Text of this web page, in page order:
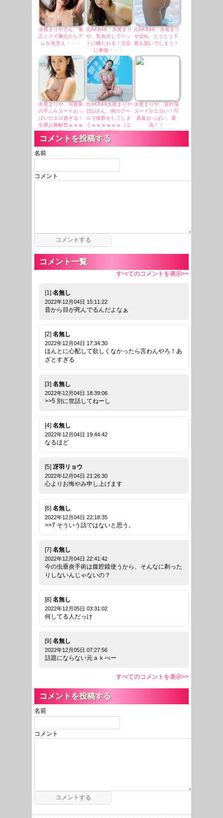
永尾まりやさん、修
正ミスで胸元からア
レが丸見え・・・
元AKB48・永尾まり
や、乳丸出しでベッ
トに横たわる！完全
に事後・・・
元AKB48・永尾まり
や(28)、とうとう下
着も脱いでしまう！
永尾まりや、写真集
の手ぶらヌードおっ
ぱいがエロ過ぎる！
全裸お胸解禁ｗｗｗ
Þ
元AKB48永尾まりや
(31)さん、例のプー
ルで撮影をしてしま
うｗｗｗｗｗｗ（エ
ロGIF動画）
永尾まりや、濡れ場
ヌードがエロい！写
真集おっぱい、最
高！！
コメントを投稿する
名前
コメント
コメント一覧
すべてのコメントを表示>>
[1] 名無し
2022年12月04日 15:11:22
昔から目が死んでるんだよなぁ
[2] 名無し
2022年12月04日 17:34:30
ほんとに心配して欲しくなかったら言わんやろ！あ
ざとすぎる
[3] 名無し
2022年12月04日 18:39:06
>>5 別に世話してねーし
[4] 名無し
2022年12月04日 19:44:42
なるほど
[5] 冴羽リョウ
2022年12月04日 21:26:30
心よりお悔やみ申し上げます
[6] 名無し
2022年12月04日 22:18:35
>>7 そういう話ではないと思う。
[7] 名無し
2022年12月04日 22:41:42
今の虫垂炎手術は腹腔鏡使うから、そんなに剃った
りしないんじゃないの？
[8] 名無し
2022年12月05日 03:31:02
何してる人だっけ
[9] 名無し
2022年12月05日 07:27:56
話題にならない元ａｋべー
すべてのコメントを表示>>
コメントを投稿する
名前
コメント